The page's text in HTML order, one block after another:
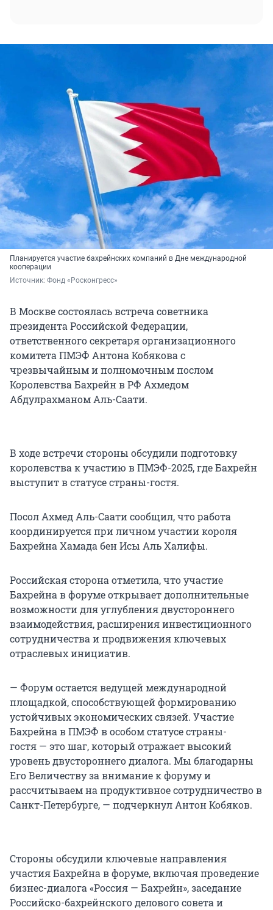
Планируется участие бахрейнских компаний в Дне международной
кооперации
Источник: Фонд «Росконгресс»
В Москве состоялась встреча советника
президента Российской Федерации,
ответственного секретаря организационного
комитета ПМЭФ Антона Кобякова с
чрезвычайным и полномочным послом
Королевства Бахрейн в РФ Ахмедом
Абдулрахманом Аль-Саати.
В ходе встречи стороны обсудили подготовку
королевства к участию в ПМЭФ-2025, где Бахрейн
выступит в статусе страны-гостя.
Посол Ахмед Аль-Саати сообщил, что работа
координируется при личном участии короля
Бахрейна Хамада бен Исы Аль Халифы.
Российская сторона отметила, что участие
Бахрейна в форуме открывает дополнительные
возможности для углубления двустороннего
взаимодействия, расширения инвестиционного
сотрудничества и продвижения ключевых
отраслевых инициатив.
— Форум остается ведущей международной
площадкой, способствующей формированию
устойчивых экономических связей. Участие
Бахрейна в ПМЭФ в особом статусе страны-
гостя — это шаг, который отражает высокий
уровень двустороннего диалога. Мы благодарны
Его Величеству за внимание к форуму и
рассчитываем на продуктивное сотрудничество в
Санкт-Петербурге, — подчеркнул Антон Кобяков.
Стороны обсудили ключевые направления
участия Бахрейна в форуме, включая проведение
бизнес-диалога «Россия — Бахрейн», заседание
Российско-бахрейнского делового совета и